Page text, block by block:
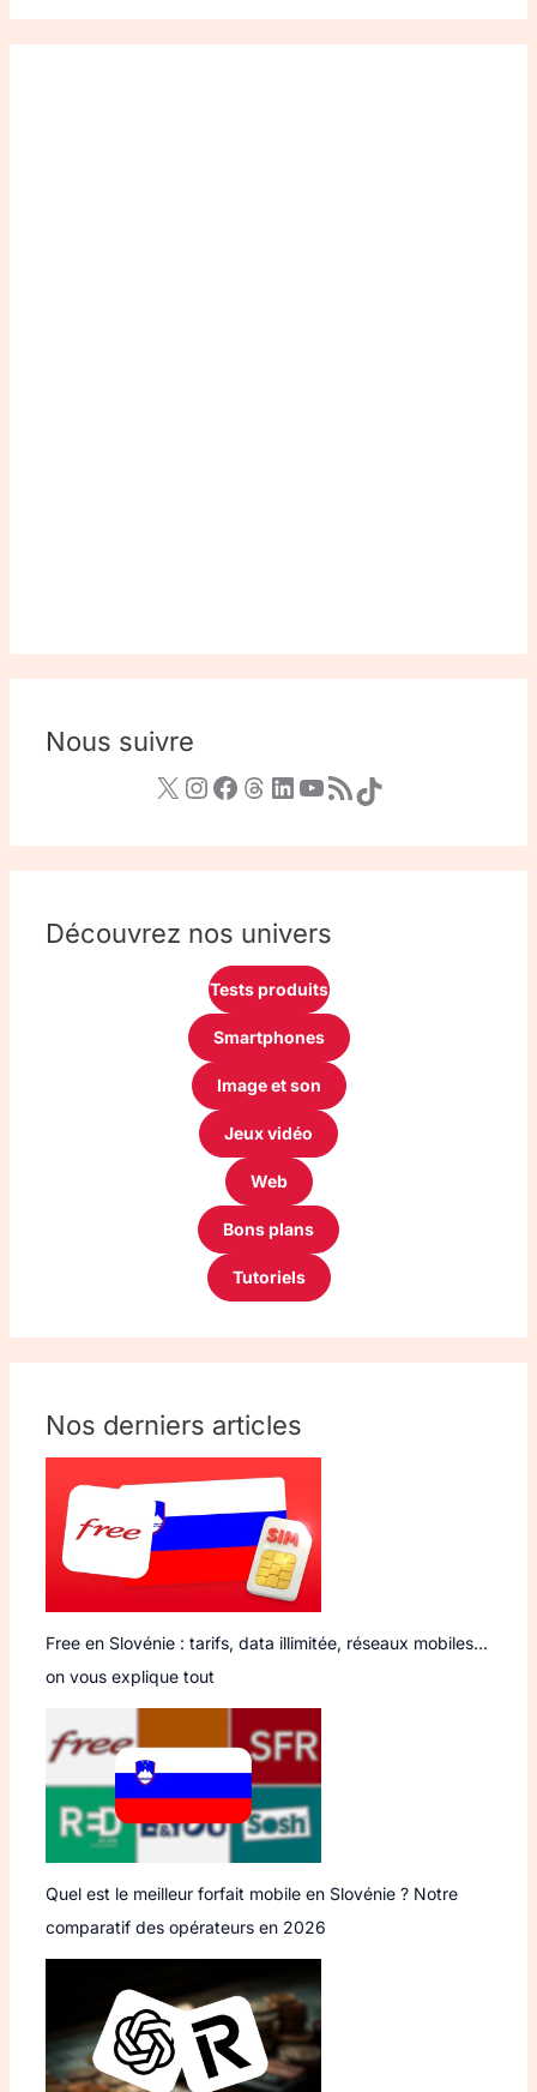
Nous suivre
Découvrez nos univers
Tests produits
Smartphones
Image et son
Jeux vidéo
Web
Bons plans
Tutoriels
Nos derniers articles
Free en Slovénie : tarifs, data illimitée, réseaux mobiles…
on vous explique tout
Quel est le meilleur forfait mobile en Slovénie ? Notre
comparatif des opérateurs en 2026